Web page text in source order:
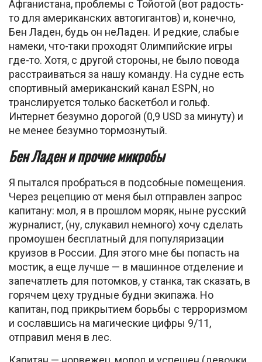
Афганистана, проблемы с Тойотой (вот радость-
то для американских автогигантов) и, конечно,
Бен Ладен, будь он неЛаден. И редкие, слабые
намеки, что-таки проходят Олимпийские игры
где-то. Хотя, с другой стороны, не было повода
расстраиваться за нашу команду. На судне есть
спортивный американский канал ESPN, но
транслируется только баскетбол и гольф.
Интернет безумно дорогой (0,9 USD за минуту) и
не менее безумно тормознутый.
Бен Ладен и прочие микробы
Я пытался пробраться в подсобные помещения.
Через рецепцию от меня был отправлен запрос
капитану: мол, я в прошлом моряк, ныне русский
журналист, (ну, слукавил немного) хочу сделать
промоушен бесплатный для популяризации
круизов в России. Для этого мне бы попасть на
мостик, а еще лучше — в машинное отделение и
запечатлеть для потомков, у станка, так сказать, в
горячем цеху трудные будни экипажа. Но
капитан, под прикрытием борьбы с терроризмом
и сославшись на магические цифры 9/11,
отправил меня в лес.